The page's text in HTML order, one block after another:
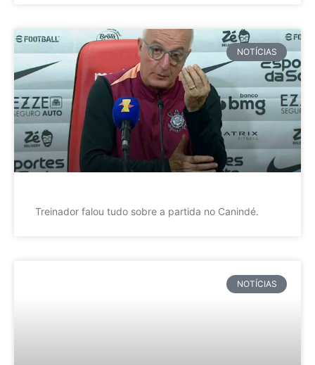
NOTÍCIAS
Treinador falou tudo sobre a partida no Canindé.
NOTÍCIAS